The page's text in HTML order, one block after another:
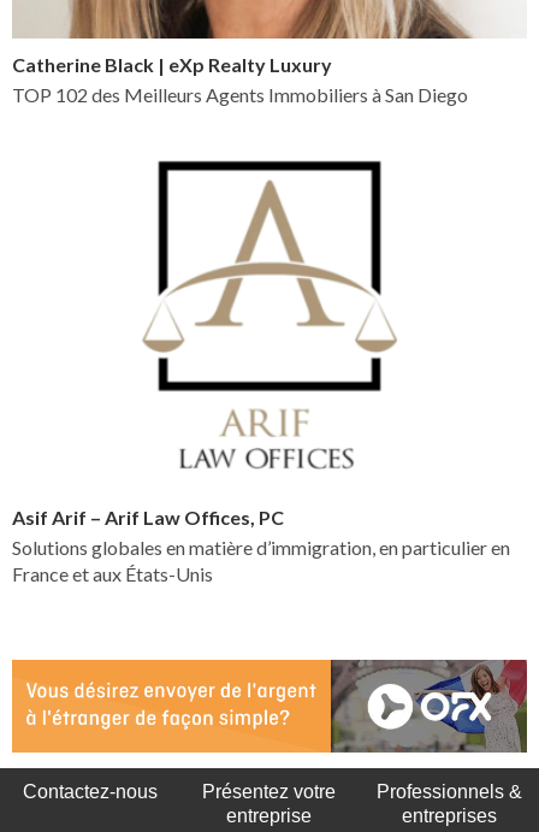
Catherine Black | eXp Realty Luxury
TOP 102 des Meilleurs Agents Immobiliers à San Diego
Asif Arif – Arif Law Offices, PC
Solutions globales en matière d’immigration, en particulier en
France et aux États-Unis
Contactez-nous
Présentez votre
entreprise
Professionnels &
entreprises